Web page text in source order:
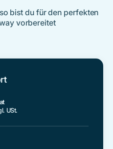
bist du für den perfekten
vorbereitet
USt.